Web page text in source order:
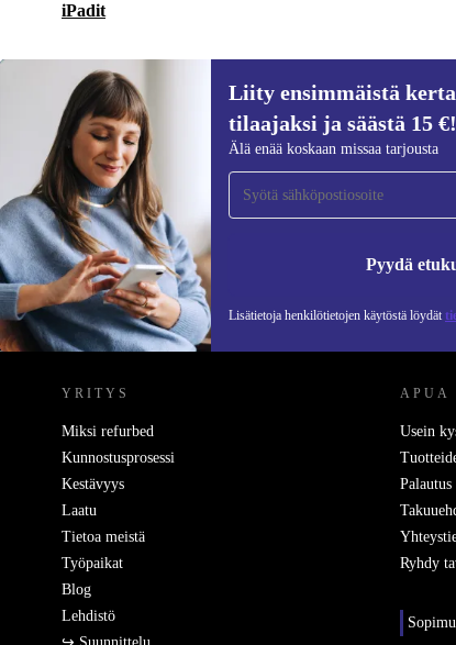
iPadit
Liity ensimmäistä
tilaajaksi ja säästä 15 €!
Älä enää koskaan missaa tarjousta
Pyydä
Lisätietoja henkilötietojen käytöstä löydät
Liity ensimmäistä kertaa
tilaajaksi ja säästä 15 €!
Älä missaa enää yhtäkään tarjousta.
REFURBED SUOMI - RETHINK NEW.
YRITYS
Miksi refurbed
Kunnostusprosessi
Kestävyys
Laatu
Tietoa meistä
Työpaikat
Blog
Lehdistö
APUA
Usein
Palautus
Ryhdy